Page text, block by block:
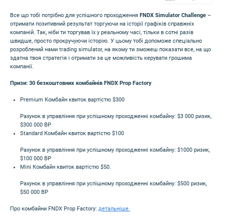
Все що тобі потрібно для успішного проходження FNDX Simulator Challenge –
отримати позитивний результат торгуючи на історії графіків справжніх
компаній. Так, ніби ти торгував їх у реальному часі, тільки в сотні разів
швидше, просто прокручуючи історію. У цьому тобі допоможе спеціально
розроблений нами trading simulator, на якому ти зможеш показати все, на що
здатна твоя стратегія і отримати за це можливість керувати грошима
компанії.
Призи: 30 безкоштовних комбайнів FNDX Prop Factory
Premium Комбайн квиток вартістю $300
Рахунок в управління при успішному проходженні комбайну: $3 000 ризик,
$300 000 BP
Standard Комбайн квиток вартістю $100
Рахунок в управління при успішному проходженні комбайну: $1000 ризик,
$100 000 BP
Mini Комбайн квиток вартістю $50.
Рахунок в управління при успішному проходженні комбайну: $500 ризик,
$50 000 BP
Про комбайни FNDX Prop Factory: детальніше.